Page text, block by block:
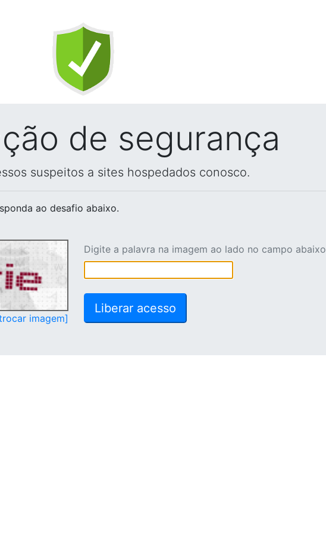
de segurança
suspeitos a sites hospedados conosco.
ao desafio abaixo.
imagem]
Digite a palavra na imagem ao lado no campo abaixo